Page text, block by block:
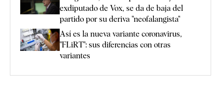
exdiputado de Vox, se da de baja del
partido por su deriva "neofalangista"
Así es la nueva variante coronavirus,
"FLiRT": sus diferencias con otras
variantes